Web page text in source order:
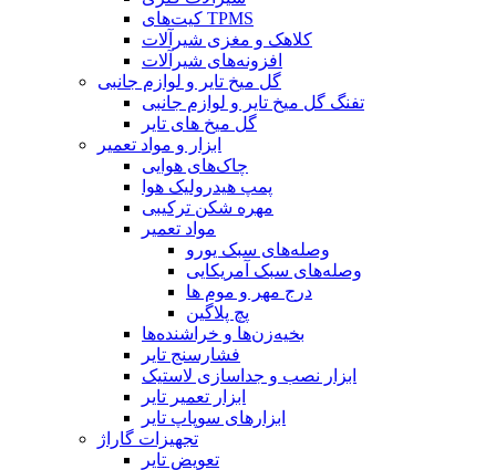
کیت‌های TPMS
کلاهک و مغزی شیرآلات
افزونه‌های شیرآلات
گل میخ تایر و لوازم جانبی
تفنگ گل میخ تایر و لوازم جانبی
گل میخ های تایر
ابزار و مواد تعمیر
چاک‌های هوایی
پمپ هیدرولیک هوا
مهره شکن ترکیبی
مواد تعمیر
وصله‌های سبک یورو
وصله‌های سبک آمریکایی
درج مهر و موم ها
پچ پلاگین
بخیه‌زن‌ها و خراشنده‌ها
فشارسنج تایر
ابزار نصب و جداسازی لاستیک
ابزار تعمیر تایر
ابزارهای سوپاپ تایر
تجهیزات گاراژ
تعویض تایر